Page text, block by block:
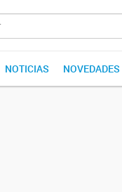
NOTICIAS NOVEDADES